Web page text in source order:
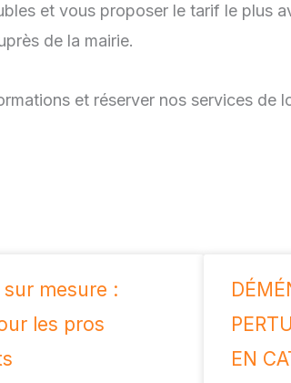
et vous proposer le tarif le plus
de la mairie.
et réserver nos services
sur mesure :
les pros
EN